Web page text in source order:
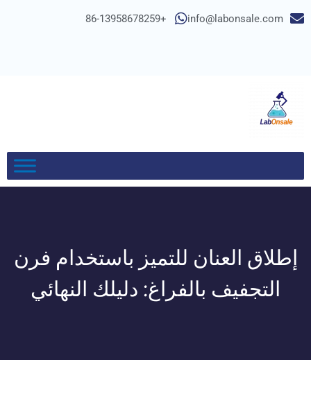
info@labonsale.com
+86-13958678259
إطلاق العنان للتميز باستخدام فرن
التجفيف بالفراغ: دليلك النهائي